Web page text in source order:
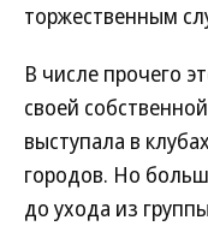
торжественным
В числе прочего
своей
выступала в
городов. Но
до ухода из